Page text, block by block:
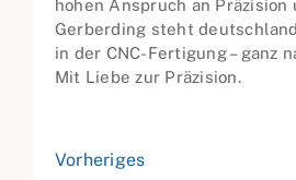
hohen Anspruch an Präzision
Gerberding steht
in der CNC-Fertigung – ganz
Mit Liebe zur Präzision.
Vorheriges